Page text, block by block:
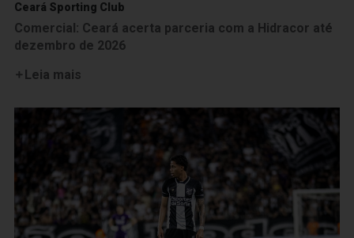
Ceará Sporting Club
Comercial: Ceará acerta parceria com a Hidracor até
dezembro de 2026
Leia mais